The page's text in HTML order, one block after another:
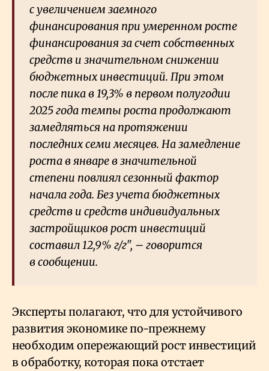
с увеличением заемного
финансирования при умеренном росте
финансирования за счет собственных
средств и значительном снижении
бюджетных инвестиций. При этом
после пика в 19,3% в первом полугодии
2025 года темпы роста продолжают
замедляться на протяжении
последних семи месяцев. На замедление
роста в январе в значительной
степени повлиял сезонный фактор
начала года. Без учета бюджетных
средств и средств индивидуальных
застройщиков рост инвестиций
составил 12,9% г/г", – говорится
в сообщении.
Эксперты полагают, что для устойчивого
развития экономике по-прежнему
необходим опережающий рост инвестиций
в обработку, которая пока отстает